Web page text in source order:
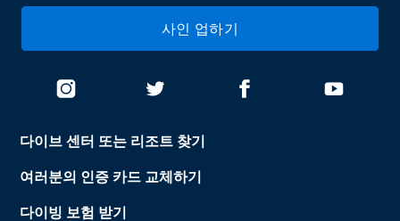
다이브 센터 또는 리조트 찾기
여러분의 인증 카드 교체하기
다이빙 보험 받기
사인 업하기